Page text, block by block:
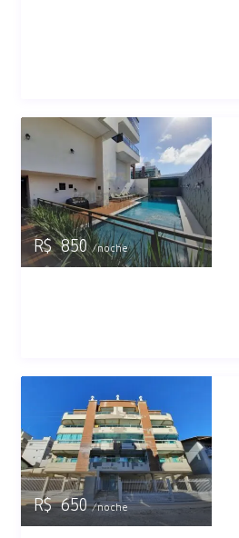
R$ 850/noche
R$ 650/noche